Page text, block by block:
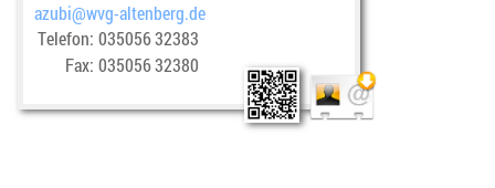
azubi@­wvg-altenberg.de
Telefon: 035056 32383
Fax: 035056 32380